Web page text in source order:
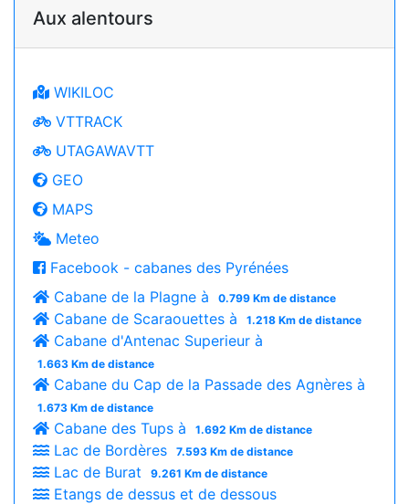
Aux alentours
WIKILOC
VTTRACK
UTAGAWAVTT
GEO
MAPS
Meteo
Facebook - cabanes des Pyrénées
Cabane de la Plagne à
0.799 Km de distance
Cabane de Scaraouettes à 1.218 Km de distance
Cabane d'Antenac Superieur à
1.663 Km de distance
Cabane du Cap de la Passade des Agnères à
1.673 Km de distance
Cabane des Tups à 1.692 Km de distance
Lac de Bordères 7.593 Km de distance
Lac de Burat 9.261 Km de distance
Etangs de dessus et de dessous